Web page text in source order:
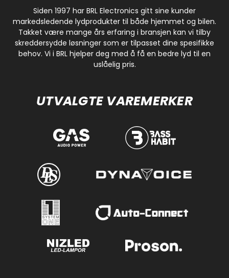
Siden 1997 har BRL Electronics gitt sine kunder
markedsledende lydprodukter til både hjemmet og bilen.
Takket være mange års erfaring i bransjen kan vi tilby
skreddersydde løsninger som er tilpasset dine spesifikke
behov. Vi i BRL hjelper deg med å få en bedre lyd til en
uslåelig pris.
UTVALGTE VAREMERKER